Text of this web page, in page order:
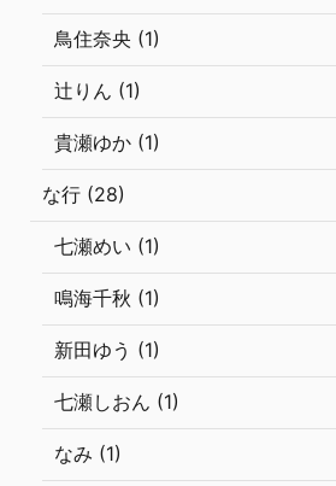
鳥住奈央 (1)
辻りん (1)
貴瀬ゆか (1)
な行 (28)
七瀬めい (1)
鳴海千秋 (1)
新田ゆう (1)
七瀬しおん (1)
なみ (1)